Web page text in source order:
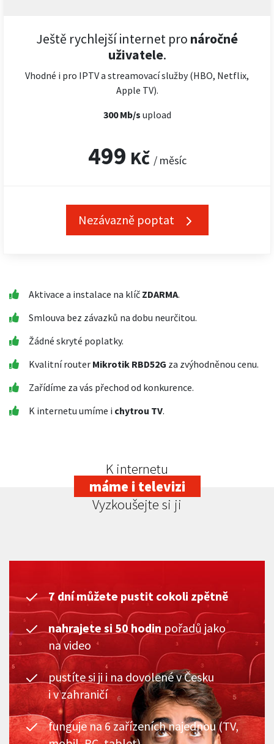
Ještě rychlejší internet pro náročné
uživatele.
Vhodné i pro IPTV a streamovací služby (HBO, Netflix,
Apple TV).
300 Mb/s upload
499 Kč / měsíc
Nezávazně poptat
Aktivace a instalace na klíč ZDARMA.
Smlouva bez závazků na dobu neurčitou.
Žádné skryté poplatky.
Kvalitní router Mikrotik RBD52G za zvýhodněnou cenu.
Zařídíme za vás přechod od konkurence.
K internetu umíme i chytrou TV.
K internetu
máme i televizi
Vyzkoušejte si ji
7 dní můžete pustit cokoli zpětně
nahrajete si 50 hodin pořadů jako
na video
pustíte si ji i na dovolené v Česku
i v zahraničí
funguje na 6 zařízeních najednou (TV,